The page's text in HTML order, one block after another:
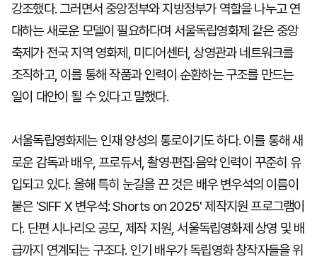
강조했다. 그러면서 중앙정부와 지방정부가 역할을 나누고 연
대하는 새로운 모델이 필요하다며 서울독립영화제 같은 중앙
축제가 전국 지역 영화제, 미디어센터, 상영관과 네트워크를
조직하고, 이를 통해 작품과 인력이 순환하는 구조를 만드는
일이 대안이 될 수 있다고 말했다.
서울독립영화제는 인재 양성의 통로이기도 하다. 이를 통해 새
로운 감독과 배우, 프로듀서, 촬영·편집·음악 인력이 꾸준히 유
입되고 있다. 올해 특히 눈길을 끈 것은 배우 변우석의 이름이
붙은 'SIFF X 변우석: Shorts on 2025' 제작지원 프로그램이
다. 단편 시나리오 공모, 제작 지원, 서울독립영화제 상영 및 배
급까지 연계되는 구조다. 인기 배우가 독립영화 창작자들을 위